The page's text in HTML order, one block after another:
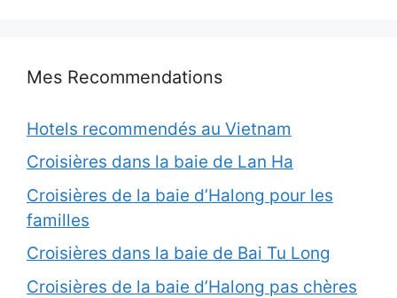
Mes Recommendations
Hotels recommendés au Vietnam
Croisières dans la baie de Lan Ha
Croisières de la baie d’Halong pour les
familles
Croisières dans la baie de Bai Tu Long
Croisières de la baie d’Halong pas chères